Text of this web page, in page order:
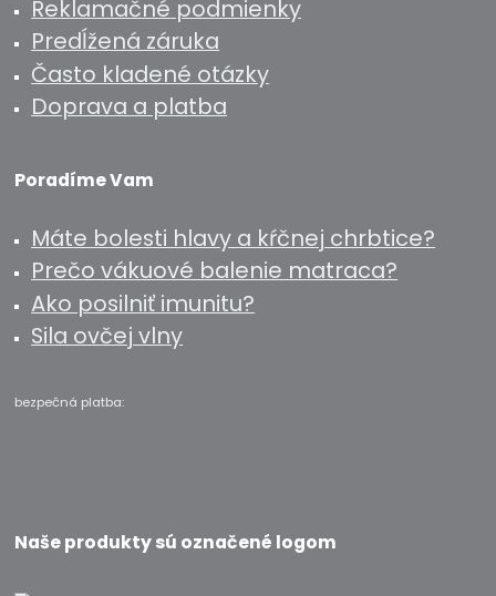
Reklamačné podmienky
Predĺžená záruka
Často kladené otázky
Doprava a platba
Poradíme Vam
Máte bolesti hlavy a kŕčnej chrbtice?
Prečo vákuové balenie matraca?
Ako posilniť imunitu?
Sila ovčej vlny
bezpečná platba:
Naše produkty sú označené logom